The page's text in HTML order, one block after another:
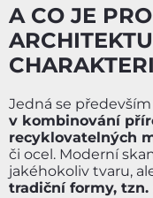
A CO JE
Jedná se
v kombinování
recyklovatelných
či ocel. Moderní
jakéhokoliv tvaru,
tradiční formy,